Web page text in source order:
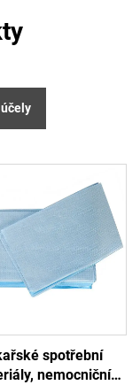
spotřební
nemocniční